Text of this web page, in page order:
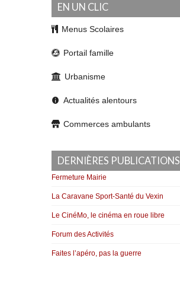
EN UN CLIC
Menus Scolaires
Portail famille
Urbanisme
Actualités alentours
Commerces ambulants
DERNIÈRES PUBLICATIONS
Fermeture Mairie
La Caravane Sport-Santé du Vexin
Le CinéMo, le cinéma en roue libre
Forum des Activités
Faites l’apéro, pas la guerre